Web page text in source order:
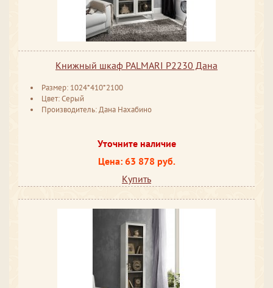
Книжный шкаф PALMARI P2230 Дана
Размер: 1024*410*2100
Цвет: Серый
Производитель: Дана Нахабино
Уточните наличие
Цена: 63 878 руб.
Купить